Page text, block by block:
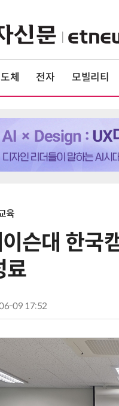
체 전자 모빌리티
육
슨대 한국
료
09 17:52